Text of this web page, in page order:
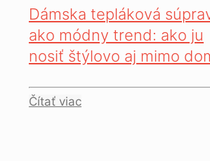
Dámska tepláková
ako módny trend: ako ju
nosiť štýlovo aj mimo
Čítať viac